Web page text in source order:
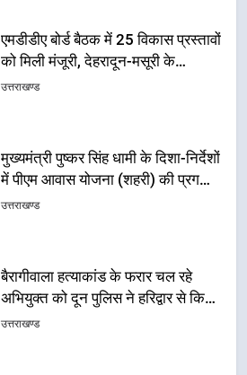
मुख्यमंत्री पुष्कर सिंह धामी के दिशा-निर्देशों
में पीएम आवास योजना (शहरी) की प्रगति
की हुई समीक्षा
उत्तराखण्ड
बैरागीवाला हत्याकांड के फरार चल रहे
अभियुक्त को दून पुलिस ने हरिद्वार से किया
गिरफ्तार
उत्तराखण्ड
मुख्यमंत्री धामी की सुरक्षा प्राथमिकता:
सीसीटीवी, ड्रोन और स्वास्थ्य सेवाओं के
बीच शिवभक्तों के लिए बनाया सुरक्षित
उत्तराखण्ड